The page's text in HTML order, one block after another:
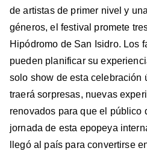
de artistas de primer nivel y
géneros, el festival promete
Hipódromo de San Isidro. Los
pueden planificar su
solo show de esta celebración
traerá sorpresas, nuevas
renovados para que el público
jornada de esta epopeya
llegó al país para convertirse